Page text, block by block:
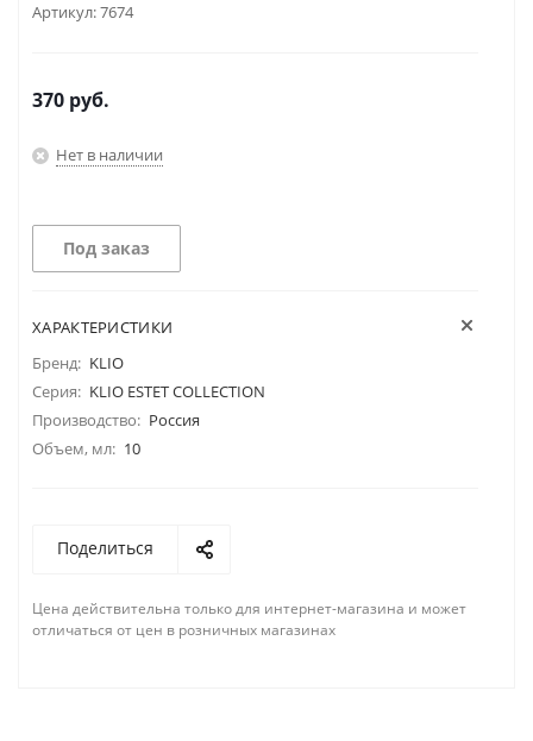
Артикул:7674
370 руб.
Нет в наличии
Под заказ
ХАРАКТЕРИСТИКИ
Бренд: KLIO
Серия: KLIO ESTET COLLECTION
Производство: Россия
Объем, мл: 10
Поделиться
Цена действительна только для интернет-магазина и может
отличаться от цен в розничных магазинах